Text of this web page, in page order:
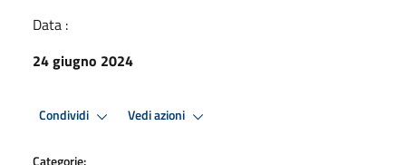
Data :
24 giugno 2024
Condividi Vedi azioni
Categorie: